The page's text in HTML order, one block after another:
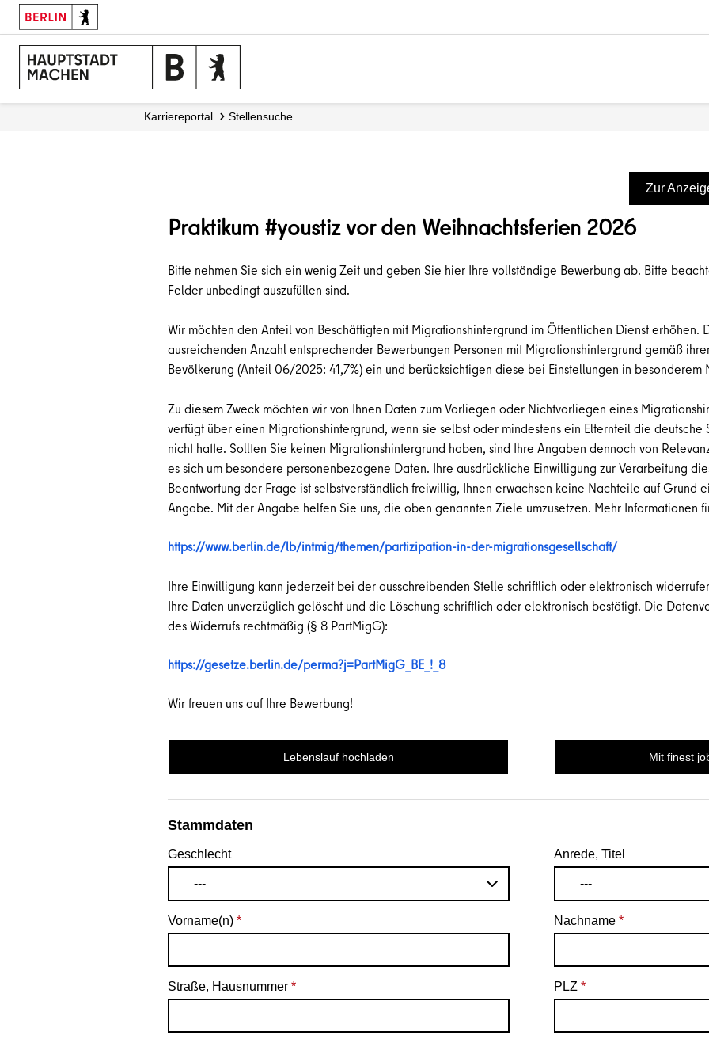
Karriereportal Stellensuche
Zur
Praktikum #youstiz vor den Weihnachtsferien 2026
Bitte nehmen Sie sich ein wenig Zeit und geben Sie hier Ihre vollständige Bewerbung ab. Bitte
Felder unbedingt auszufüllen sind.
Wir möchten den Anteil von Beschäftigten mit Migrationshintergrund im Öffentlichen Dienst erhöhen.
ausreichenden Anzahl entsprechender Bewerbungen Personen mit Migrationshintergrund gemäß
Bevölkerung (Anteil 06/2025: 41,7%)ein und berücksichtigen diese bei Einstellungen in besonderem
Zu diesem Zweck möchten wir von Ihnen Daten zum Vorliegen oder Nichtvorliegen eines
verfügt über einen Migrationshintergrund, wenn sie selbst oder mindestens ein Elternteil die
nicht hatte. Sollten Sie keinen Migrationshintergrund haben, sind Ihre Angaben dennoch von
es sich um besondere personenbezogene Daten. Ihre ausdrückliche Einwilligung zur Verarbeitung
Beantwortung der Frage ist selbstverständlich freiwillig, Ihnen erwachsen keine Nachteile auf Grund
Angabe. Mit der Angabe helfen Sie uns, die oben genannten Ziele umzusetzen. Mehr Informationen
https://www.berlin.de/lb/intmig/themen/partizipation-in-der-migrationsgesellschaft/
Ihre Einwilligung kann jederzeit bei der ausschreibenden Stelle schriftlich oder elektronisch
Ihre Daten unverzüglich gelöscht und die Löschung schriftlich oder elektronisch bestätigt. Die
des Widerrufs rechtmäßig (§ 8 PartMigG):
https://gesetze.berlin.de/perma?j=PartMigG_BE_!_8
Wir freuen uns auf Ihre Bewerbung!
Lebenslauf hochladen Mit finest
Stammdaten
Geschlecht
---
Anrede, Titel
---
Vorname(n) * Nachname *
Straße, Hausnummer * PLZ *